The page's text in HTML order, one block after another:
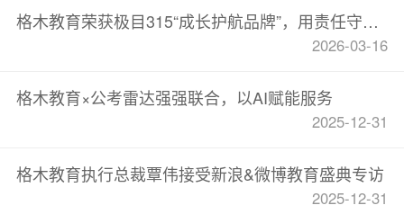
格木教育荣获极目315“成长护航品牌”，用责任守护职业成长
2026-03-16
格木教育×公考雷达强强联合，以AI赋能服务
2025-12-31
格木教育执行总裁覃伟接受新浪&微博教育盛典专访
2025-12-31